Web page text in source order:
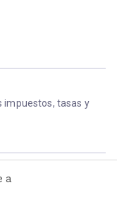
impuestos, tasas y
a